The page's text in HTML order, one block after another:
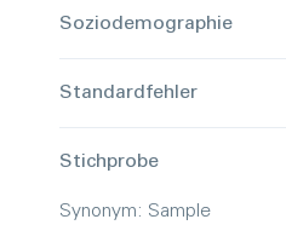
Soziodemographie
Standardfehler
Stichprobe
Synonym: Sample